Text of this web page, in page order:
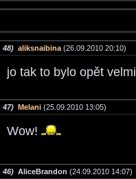
48) aliksnaibina (26.09.2010 20:10)
jo tak to bylo opět
47) Melani (25.09.2010 13:05)
Wow!
46) AliceBrandon (24.09.2010 14:07)